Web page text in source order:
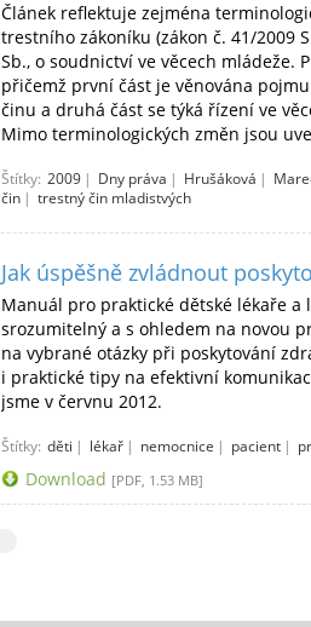
Článek reflektuje zejména
trestního zákoníku (zákon č. 41/2009
Sb., o soudnictví ve věcech mládeže.
přičemž první část je věnována
činu a druhá část se týká řízení ve
Mimo terminologických změn jsou
Štítky: 2009 | Dny práva | Hrušáková |
čin | trestný čin mladistvých
Jak úspěšně zvládnout
Manuál pro praktické dětské lékaře a
srozumitelný a s ohledem na novou
na vybrané otázky při poskytování
i praktické tipy na efektivní
jsme v červnu 2012.
Štítky: děti | lékař | nemocnice | pacient |
Download [PDF, 1.53 MB]